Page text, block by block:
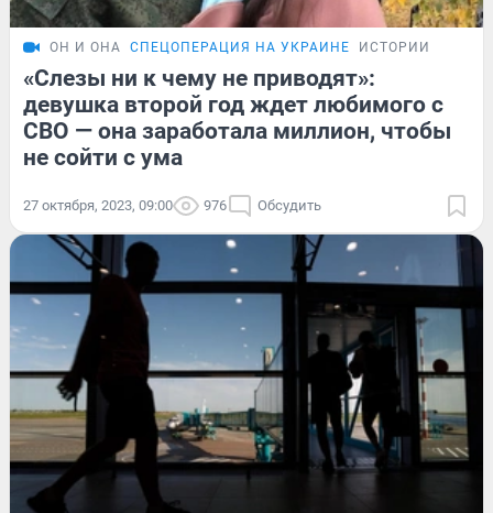
ОН И ОНА СПЕЦОПЕРАЦИЯ НА УКРАИНЕ ИСТОРИИ
«Слезы ни к чему не приводят»:
девушка второй год ждет любимого с
СВО — она заработала миллион, чтобы
не сойти с ума
27 октября, 2023, 09:00 976 Обсудить